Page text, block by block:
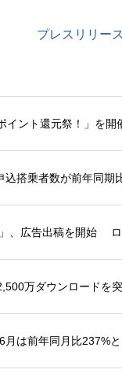
プレスリリース
、広告出稿を開始
万ダウンロードを突